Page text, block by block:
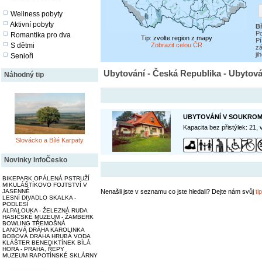
Wellness pobyty
Aktivní pobyty
Romantika pro dva
S dětmi
Senioři
Náhodný tip
Slovácko a Bílé Karpaty
Novinky InfoČesko
BIKEPARK OPÁLENÁ PSTRUŽÍ
MIKULÁŠTÍKOVO FOJTSTVÍ V
JASENNÉ
LESNÍ DIVADLO SKALKA -
PODLESÍ
ALPALOUKA - ŽELEZNÁ RUDA
HASIČSKÉ MUZEUM - ŽAMBERK
BOWLING TŘEMOŠNÁ
LANOVÁ DRÁHA KAROLINKA
BOBOVÁ DRÁHA HRUBÁ VODA
KLÁŠTER BENEDIKTÍNEK BÍLÁ
HORA - PRAHA, ŘEPY
MUZEUM RAPOTÍNSKÉ SKLÁRNY
Tip: zvolte region z mapy
Zobrazit celou ČR
Ubytování - Česká Republika -
UBYTOVÁNÍ V
Kapacita bez přistýlek: 21,
Nenašli jste v seznamu co jste hledali? Dejte nám svůj tip